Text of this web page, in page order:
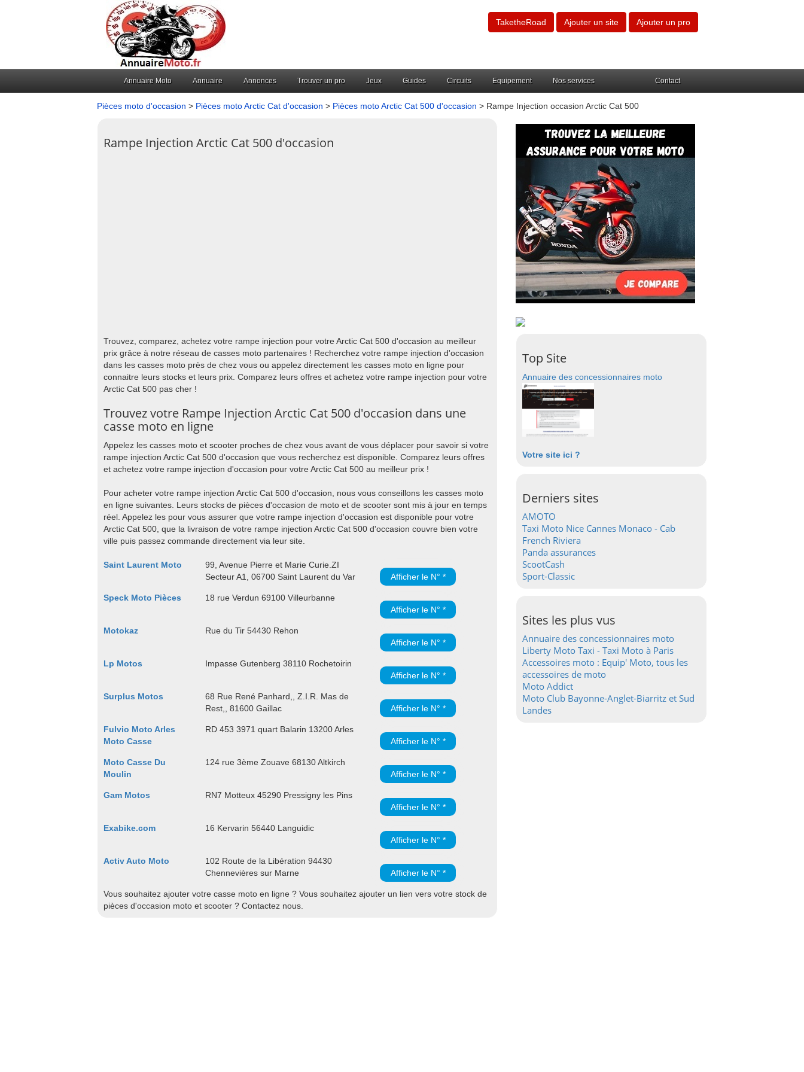
TaketheRoad Ajouter un site Ajouter un pro
Annuaire Moto Annuaire Annonces Trouver un pro Jeux Guides Circuits Equipement Nos services Contact
Pièces moto d'occasion > Pièces moto Arctic Cat d'occasion > Pièces moto Arctic Cat 500 d'occasion > Rampe Injection occasion Arctic Cat 500
Rampe Injection Arctic Cat 500 d'occasion
Trouvez, comparez, achetez votre rampe injection pour votre Arctic Cat 500 d'occasion au meilleur
prix grâce à notre réseau de casses moto partenaires ! Recherchez votre rampe injection d'occasion
dans les casses moto près de chez vous ou appelez directement les casses moto en ligne pour
connaitre leurs stocks et leurs prix. Comparez leurs offres et achetez votre rampe injection pour votre
Arctic Cat 500 pas cher !
Trouvez votre Rampe Injection Arctic Cat 500 d'occasion dans une
casse moto en ligne
Appelez les casses moto et scooter proches de chez vous avant de vous déplacer pour savoir si votre
rampe injection Arctic Cat 500 d'occasion que vous recherchez est disponible. Comparez leurs offres
et achetez votre rampe injection d'occasion pour votre Arctic Cat 500 au meilleur prix !
Pour acheter votre rampe injection Arctic Cat 500 d'occasion, nous vous conseillons les casses moto
en ligne suivantes. Leurs stocks de pièces d'occasion de moto et de scooter sont mis à jour en temps
réel. Appelez les pour vous assurer que votre rampe injection d'occasion est disponible pour votre
Arctic Cat 500, que la livraison de votre rampe injection Arctic Cat 500 d'occasion couvre bien votre
ville puis passez commande directement via leur site.
Saint Laurent Moto
99, Avenue Pierre et Marie Curie.ZI
Secteur A1, 06700 Saint Laurent du Var
Afficher le N° *
Speck Moto Pièces
18 rue Verdun 69100 Villeurbanne
Afficher le N° *
Motokaz
Rue du Tir 54430 Rehon
Afficher le N° *
Lp Motos
Impasse Gutenberg 38110 Rochetoirin
Afficher le N° *
Surplus Motos
68 Rue René Panhard,, Z.I.R. Mas de
Rest,, 81600 Gaillac
Afficher le N° *
Fulvio Moto Arles
Moto Casse
RD 453 3971 quart Balarin 13200 Arles
Afficher le N° *
Moto Casse Du
Moulin
124 rue 3ème Zouave 68130 Altkirch
Afficher le N° *
Gam Motos
RN7 Motteux 45290 Pressigny les Pins
Afficher le N° *
Exabike.com
16 Kervarin 56440 Languidic
Afficher le N° *
Activ Auto Moto
102 Route de la Libération 94430
Chennevières sur Marne
Afficher le N° *
Vous souhaitez ajouter votre casse moto en ligne ? Vous souhaitez ajouter un lien vers votre stock de
pièces d'occasion moto et scooter ? Contactez nous.
Top Site
Annuaire des concessionnaires moto
Votre site ici ?
Derniers sites
AMOTO
Taxi Moto Nice Cannes Monaco - Cab
French Riviera
Panda assurances
ScootCash
Sport-Classic
Sites les plus vus
Annuaire des concessionnaires moto
Liberty Moto Taxi - Taxi Moto à Paris
Accessoires moto : Equip' Moto, tous les
accessoires de moto
Moto Addict
Moto Club Bayonne-Anglet-Biarritz et Sud
Landes